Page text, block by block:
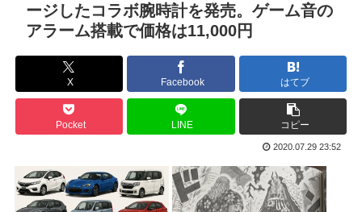
みいちゃん作者、お気持ち表明ツイートから1週間沈黙www
高市総書記に逆らった財務官僚、左遷されるwww
ヒロアカ見たらまじで好きになったんやが
【画像】カノカリ女、とんでもないエ口グッズにされてしまい...
韓国人「日本には韓国みたいなドラッグストアがないので韓国...
宮崎駿「声優は娼婦のような声」←これ正論すぎるよな
バンダイナムコ決算、プリキュアが前年比大幅減少
財務省のエース、左遷
ージしたコラボ腕時計を発売。ゲーム音の
アラーム搭載で価格は11,000円
X Facebook はてブ
Pocket LINE コピー
2020.07.29 23:52